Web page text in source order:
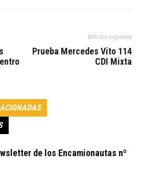
Artículo siguiente
Prueba Mercedes Vito 114
CDI Mixta
de los Encamionautas nº